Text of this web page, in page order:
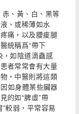
、黃、白、黑等
、或稀薄如水
痛，以及腰痠腿
統稱爲“帶下
如陰道滴蟲感
者常常會有大量
，中醫則將這類
如身體某些臟器
的如“脾虛”帶
較弱，平常容易